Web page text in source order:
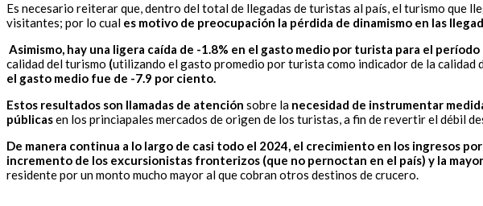
Es necesario reiterar que, dentro del total de llegadas de turistas al país, el turismo que
visitantes; por lo cual es motivo de preocupación la pérdida de dinamismo en las
Asimismo, hay una ligera caída de -1.8% en el gasto medio por turista para el
calidad del turismo (utilizando el gasto promedio por turista como indicador de la
el gasto medio fue de -7.9 por ciento.
Estos resultados son llamadas de atención sobre la necesidad de instrumentar
públicasen los princiapales mercados de origen de los turistas, a fin de revertir el débil
De manera continua a lo largo de casi todo el 2024, el crecimiento en los ingresos
incremento de los excursionistas fronterizos (que no pernoctan en el país) y la
residente por un monto mucho mayor al que cobran otros destinos de crucero.